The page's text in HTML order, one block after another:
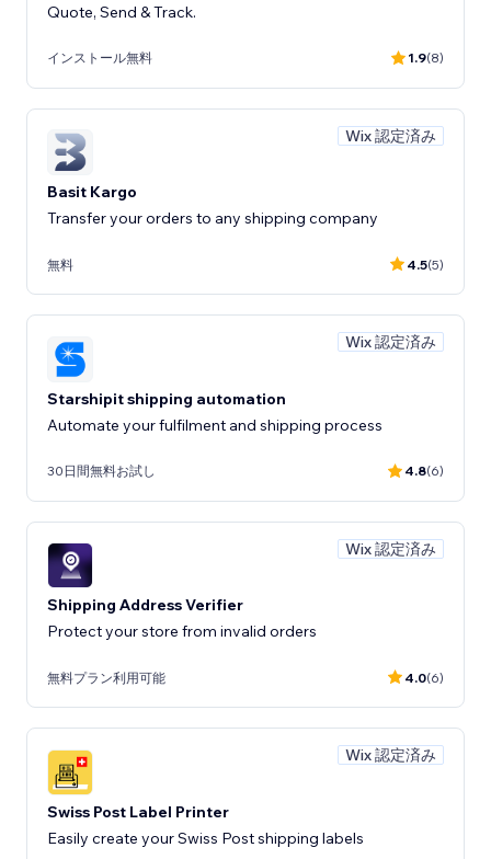
Quote, Send & Track.
インストール無料 1.9(8)
Wix 認定済み
Basit Kargo
Transfer your orders to any shipping company
無料 4.5(5)
Wix 認定済み
Starshipit shipping automation
Automate your fulfilment and shipping process
30日間無料お試し 4.8(6)
Wix 認定済み
Shipping Address Verifier
Protect your store from invalid orders
無料プラン利用可能 4.0(6)
Wix 認定済み
Swiss Post Label Printer
Easily create your Swiss Post shipping labels